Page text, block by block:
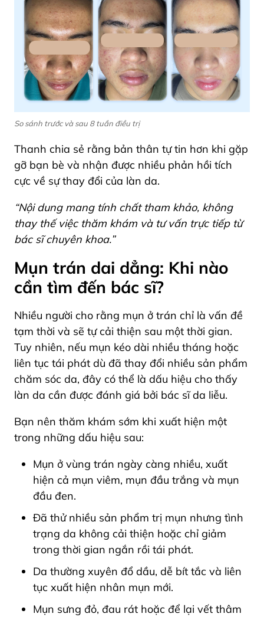
So sánh trước và sau 8 tuần điều trị
Thanh chia sẻ rằng bản thân tự tin hơn khi gặp
gỡ bạn bè và nhận được nhiều phản hồi tích
cực về sự thay đổi của làn da.
“Nội dung mang tính chất tham khảo, không
thay thế việc thăm khám và tư vấn trực tiếp từ
bác sĩ chuyên khoa.”
Mụn trán dai dẳng: Khi nào
cần tìm đến bác sĩ?
Nhiều người cho rằng mụn ở trán chỉ là vấn đề
tạm thời và sẽ tự cải thiện sau một thời gian.
Tuy nhiên, nếu mụn kéo dài nhiều tháng hoặc
liên tục tái phát dù đã thay đổi nhiều sản phẩm
chăm sóc da, đây có thể là dấu hiệu cho thấy
làn da cần được đánh giá bởi bác sĩ da liễu.
Bạn nên thăm khám sớm khi xuất hiện một
trong những dấu hiệu sau:
Mụn ở vùng trán ngày càng nhiều, xuất
hiện cả mụn viêm, mụn đầu trắng và mụn
đầu đen.
Đã thử nhiều sản phẩm trị mụn nhưng tình
trạng da không cải thiện hoặc chỉ giảm
trong thời gian ngắn rồi tái phát.
Da thường xuyên đổ dầu, dễ bít tắc và liên
tục xuất hiện nhân mụn mới.
Mụn sưng đỏ, đau rát hoặc để lại vết thâm